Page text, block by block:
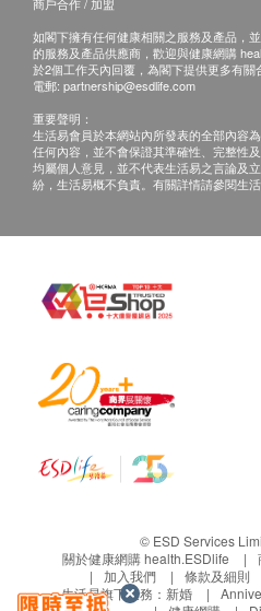
如閣下擁有任何健康相關之服務及產品，
的服務及產品供應商，歡迎與健康網購
於2個工作天內回覆，為閣下提供更多有關
電郵: partnership@esdlife.com
重要聲明：
生活易會員於本網站內所發表的全部內容
任何內容，並不會保證其準確性、完整性
均屬個人意見，並不代表生活易之言論及
紛，生活易概不負責。有關詳情請參閱生活
© ESD Services
關於健康網購 health.ESDlife
加入我們
條款及細則
生活易旗下業務： 新婚